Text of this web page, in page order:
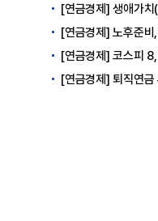
[연금경제] 생애가치(Lifetime Value)로
[연금경제] 노후준
[연금경제] 코스피 8,000 시대, 퇴
[연금경제] 퇴직연금 투자,